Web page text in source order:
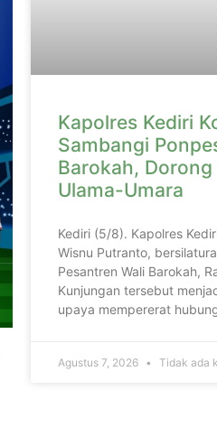
Kapolres Kediri
Sambangi
Barokah,
Ulama-Umara
Kediri (5/8). Kapolres
Wisnu Putranto,
Pesantren Wali Barokah,
Kunjungan tersebut
upaya mempererat
Agustus 7, 2026 Tidak ada